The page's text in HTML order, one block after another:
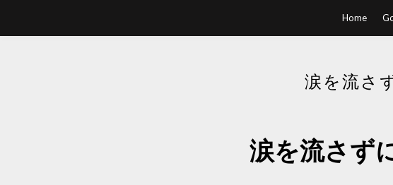
Home
涙を流さ
涙を流さず